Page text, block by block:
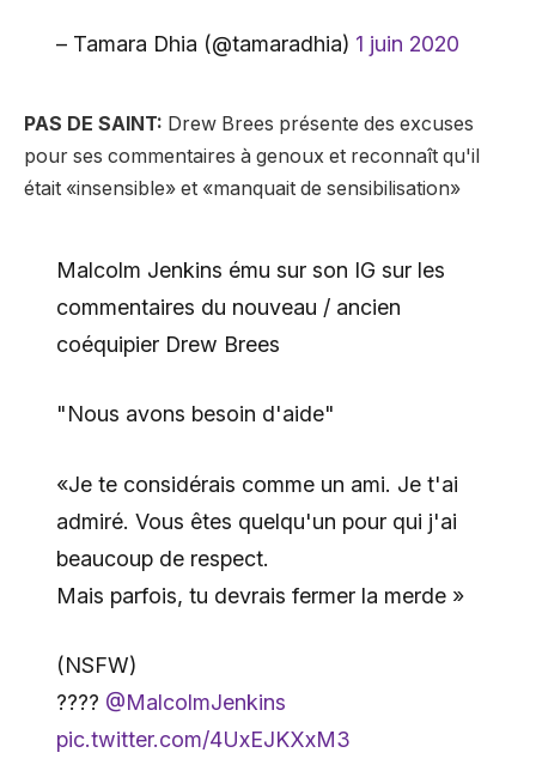
– Tamara Dhia (@tamaradhia) 1 juin 2020
PAS DE SAINT: Drew Brees présente des excuses
pour ses commentaires à genoux et reconnaît qu'il
était «insensible» et «manquait de sensibilisation»
Malcolm Jenkins ému sur son IG sur les
commentaires du nouveau / ancien
coéquipier Drew Brees
"Nous avons besoin d'aide"
«Je te considérais comme un ami. Je t'ai
admiré. Vous êtes quelqu'un pour qui j'ai
beaucoup de respect.
Mais parfois, tu devrais fermer la merde »
(NSFW)
???? @MalcolmJenkins
pic.twitter.com/4UxEJKXxM3